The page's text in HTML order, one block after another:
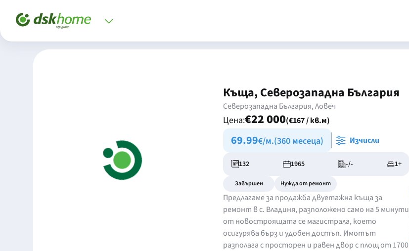
Къща, Северозападна България
Северозападна България, Ловеч
Цена:€22 000(€167 / кв.м)
69.99€/м.(360 месеца) Изчисли
132 1965 -/- 1+
Завършен Нужда от ремонт
Предлагаме за продажба двуетажна къща за
ремонт в с. Владиня, разположено само на 5 минути
от новостроящата се магистрала, което
осигурява бърз и удобен достъп. Имотът
разполага с просторен и равен двор с площ от 1700